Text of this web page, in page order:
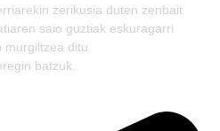
zerikusia duten zenbait
saio guztiak eskuragarri
murgiltzea ditu
batzuk.